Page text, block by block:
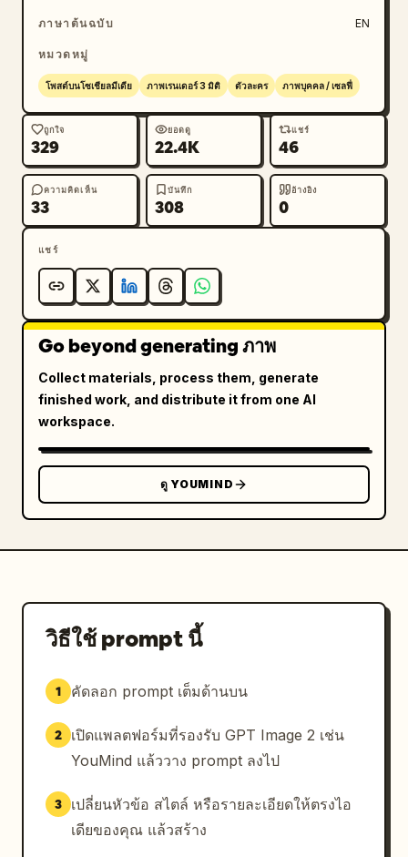
ภาษาต้นฉบับ EN
หมวดหมู่
โพสต์บนโซเชียลมีเดีย ภาพเรนเดอร์ 3 มิติ ตัวละคร ภาพบุคคล / เซลฟี่
ถูกใจ
329
ยอดดู
22.4K
แชร์
46
ความคิดเห็น
33
บันทึก
308
อ้างอิง
0
แชร์
Go beyond generating ภาพ
Collect materials, process them, generate
finished work, and distribute it from one AI
workspace.
ดู YOUMIND
วิธีใช้ prompt นี้
1 คัดลอก prompt เต็มด้านบน
2
เปิดแพลตฟอร์มที่รองรับ GPT Image 2 เช่น
YouMind แล้ววาง prompt ลงไป
3
เปลี่ยนหัวข้อ สไตล์ หรือรายละเอียดให้ตรงไอ
เดียของคุณ แล้วสร้าง